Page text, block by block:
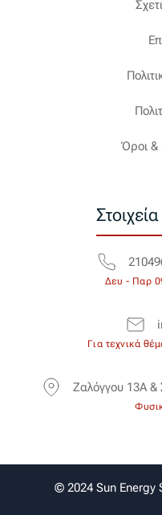
Όροι &
Δευ - Παρ
Για τεχνικά
Ζαλόγγου 13Α
© 2024 Sun Energy